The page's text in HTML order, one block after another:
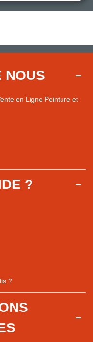
magasin
Point relais, Retrait magasin
NOUS
en Ligne Peinture et
?
?